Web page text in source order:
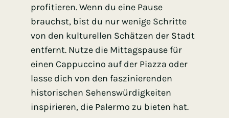
profitieren. Wenn du eine Pause
brauchst, bist du nur wenige Schritte
von den kulturellen Schätzen der Stadt
entfernt. Nutze die Mittagspause für
einen Cappuccino auf der Piazza oder
lasse dich von den faszinierenden
historischen Sehenswürdigkeiten
inspirieren, die Palermo zu bieten hat.